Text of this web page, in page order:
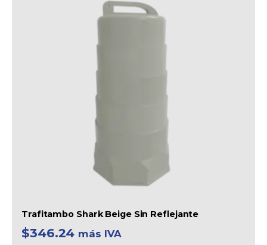
Trafitambo Shark Beige Sin Reflejante
$346.24 más IVA